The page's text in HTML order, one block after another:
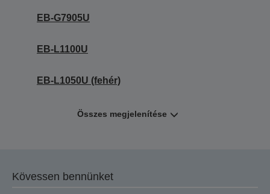
EB-G7905U
EB-L1100U
EB-L1050U (fehér)
Összes megjelenítése
Kövessen bennünket